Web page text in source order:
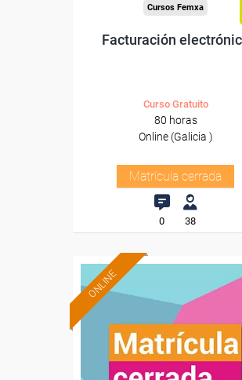
Cursos Femxa
Facturación
Curso Gratuito
80 horas
Online (Galicia )
Matrícula cerrada
0 38
ONLINE